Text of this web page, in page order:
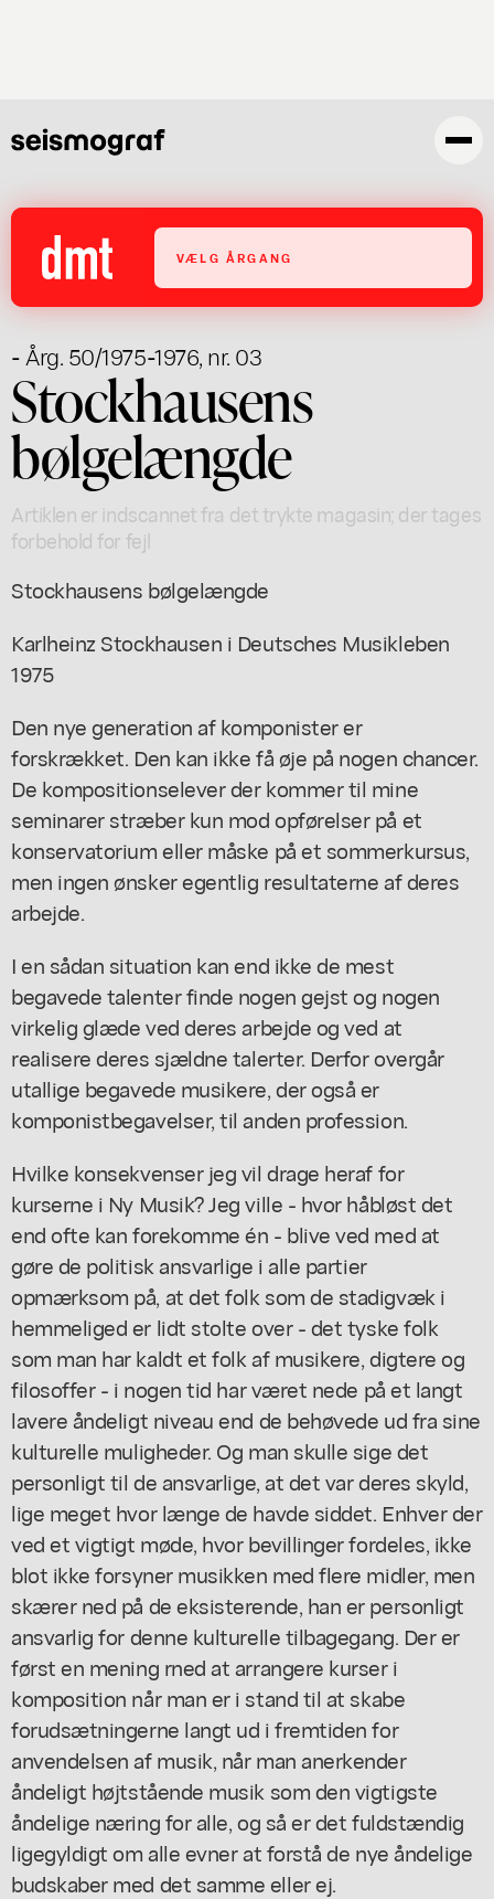
VÆLG ÅRGANG
- Årg. 50/1975-1976, nr. 03
Stockhausens
bølgelængde
Artiklen er indscannet fra det trykte magasin; der tages
forbehold for fejl
Stockhausens bølgelængde
Karlheinz Stockhausen i Deutsches Musikleben
1975
Den nye generation af komponister er
forskrækket. Den kan ikke få øje på nogen chancer.
De kompositionselever der kommer til mine
seminarer stræber kun mod opførelser på et
konservatorium eller måske på et sommerkursus,
men ingen ønsker egentlig resultaterne af deres
arbejde.
I en sådan situation kan end ikke de mest
begavede talenter finde nogen gejst og nogen
virkelig glæde ved deres arbejde og ved at
realisere deres sjældne talerter. Derfor overgår
utallige begavede musikere, der også er
komponistbegavelser, til anden profession.
Hvilke konsekvenser jeg vil drage heraf for
kurserne i Ny Musik? Jeg ville - hvor håbløst det
end ofte kan forekomme én - blive ved med at
gøre de politisk ansvarlige i alle partier
opmærksom på, at det folk som de stadigvæk i
hemmeliged er lidt stolte over - det tyske folk
som man har kaldt et folk af musikere, digtere og
filosoffer - i nogen tid har været nede på et langt
lavere åndeligt niveau end de behøvede ud fra sine
kulturelle muligheder. Og man skulle sige det
personligt til de ansvarlige, at det var deres skyld,
lige meget hvor længe de havde siddet. Enhver der
ved et vigtigt møde, hvor bevillinger fordeles, ikke
blot ikke forsyner musikken med flere midler, men
skærer ned på de eksisterende, han er personligt
ansvarlig for denne kulturelle tilbagegang. Der er
først en mening rned at arrangere kurser i
komposition når man er i stand til at skabe
forudsætningerne langt ud i fremtiden for
anvendelsen af musik, når man anerkender
åndeligt højtstående musik som den vigtigste
åndelige næring for alle, og så er det fuldstændig
ligegyldigt om alle evner at forstå de nye åndelige
budskaber med det samme eller ej.